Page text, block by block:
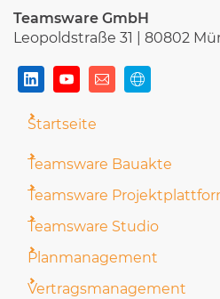
Teamsware GmbH
Leopoldstraße 31 | 80802
Startseite
Teamsware Bauakte
Teamsware
Teamsware Studio
Planmanagement
Vertragsmanagement